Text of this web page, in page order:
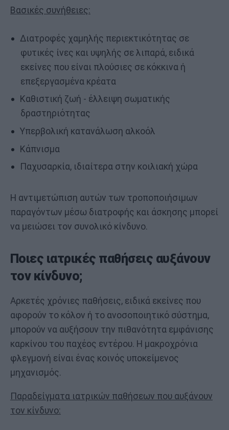
Βασικές συνήθειες:
Διατροφές χαμηλής περιεκτικότητας σε
φυτικές ίνες και υψηλής σε λιπαρά, ειδικά
εκείνες που είναι πλούσιες σε κόκκινα ή
επεξεργασμένα κρέατα
Καθιστική ζωή - έλλειψη σωματικής
δραστηριότητας
Υπερβολική κατανάλωση αλκοόλ
Κάπνισμα
Παχυσαρκία, ιδιαίτερα στην κοιλιακή χώρα
Η αντιμετώπιση αυτών των τροποποιήσιμων
παραγόντων μέσω διατροφής και άσκησης μπορεί
να μειώσει τον συνολικό κίνδυνο.
Ποιες ιατρικές παθήσεις αυξάνουν
τον κίνδυνο;
Αρκετές χρόνιες παθήσεις, ειδικά εκείνες που
αφορούν το κόλον ή το ανοσοποιητικό σύστημα,
μπορούν να αυξήσουν την πιθανότητα εμφάνισης
καρκίνου του παχέος εντέρου. Η μακροχρόνια
φλεγμονή είναι ένας κοινός υποκείμενος
μηχανισμός.
Παραδείγματα ιατρικών παθήσεων που αυξάνουν
τον κίνδυνο: